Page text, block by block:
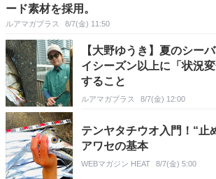
ード素材を採用。
ルアマガプラス 8/7(金) 11:50
【大野ゆうき】夏のシー
イシーズン以上に「状況変
すること
ルアマガプラス 8/7(金) 12:00
テンヤタチウオ入門！“止
アワセの基本
WEBマガジン HEAT 8/7(金) 5:00